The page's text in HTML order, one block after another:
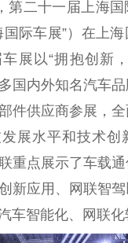
第二十一届上海
国际车展”）在上
展以“拥抱创新
国内外知名汽车
件供应商参展，
展水平和技术创
重点展示了车载通
新应用、网联智
车智能化、网联化